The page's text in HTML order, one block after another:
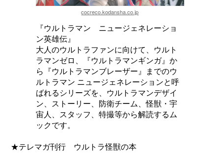
cocreco.kodansha.co.jp
『ウルトラマン ニュージェネレーショ
ン英雄伝』
大人のウルトラファンに向けて、ウルト
ラマンゼロ、『ウルトラマンギンガ』か
ら『ウルトラマンブレーザー』までのウ
ルトラマン ニュージェネレーションと呼
ばれるシリーズを、ウルトラマンデザイ
ン、ストーリー、防衛チーム、怪獣・宇
宙人、スタッフ、特撮等から解読するム
ックです。
★テレマガ刊行 ウルトラ怪獣の本